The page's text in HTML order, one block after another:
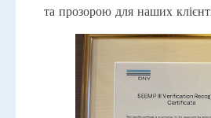
та прозорою для наших